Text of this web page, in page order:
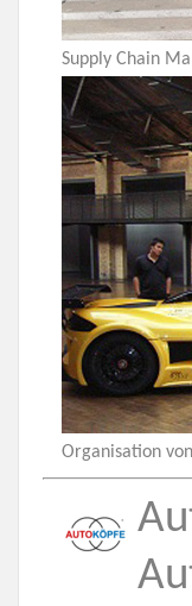
Supply Chain
Organisation